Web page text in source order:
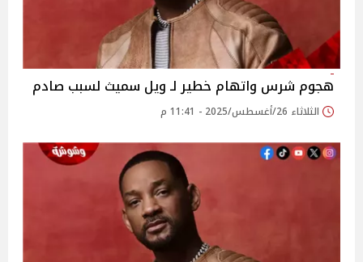
هجوم شرس واتهام خطير لـ ويل سميث لسبب صادم
الثلاثاء 26/أغسطس/2025 - 11:41 م